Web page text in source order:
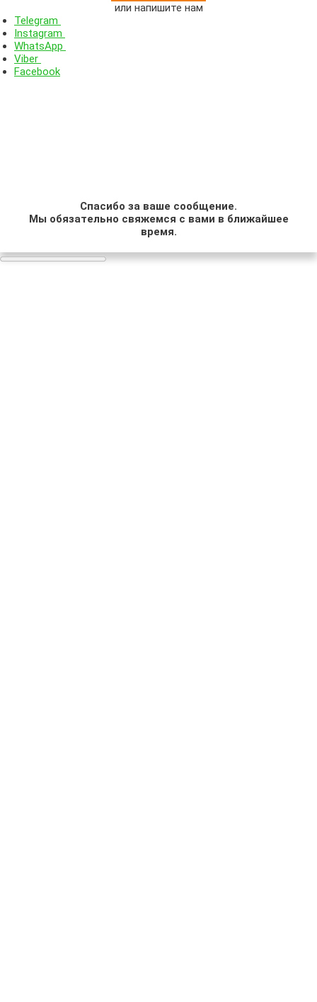
или напишите нам
Telegram
Instagram
WhatsApp
Viber
Facebook
Спасибо за ваше сообщение.
Мы обязательно свяжемся с вами в ближайшее
время.